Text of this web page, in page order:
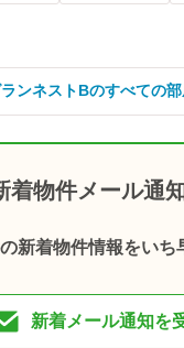
ンネストBのすべての
着物件メール通
新着物件情報をいち
新着メール通知を